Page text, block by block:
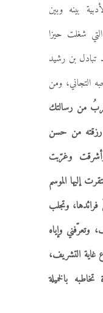
بينه وبين
شغلت حيزا
تبادل بن رشيد
التجاني، ومن
من رسالتك
رزقته من حسن
وغرّبت
إليها الموسم
فرائدها، وتجلب
وتعرّفني وإياه
غاية التشريف،
بالخميلة